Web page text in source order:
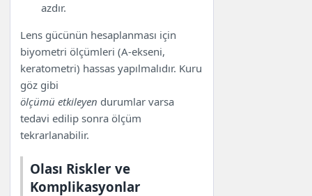
azdır.
Lens gücünün hesaplanması için
biyometri ölçümleri (A-ekseni,
keratometri) hassas yapılmalıdır. Kuru
göz gibi
ölçümü etkileyen durumlar varsa
tedavi edilip sonra ölçüm
tekrarlanabilir.
Olası Riskler ve
Komplikasyonlar